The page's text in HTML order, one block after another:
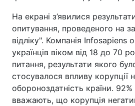
На екрані з’явилися
опитування, проведеного на
відліку". Компанія Infosapiens
українців віком від 18 до 70
питання, результати якого
стосувалося впливу корупції
обороноздатність країни. 92%
вважають, що корупція